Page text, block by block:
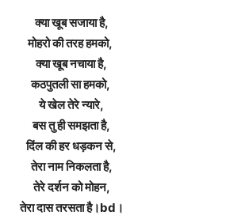
क्या खूब सजाया है,
मोहरो की तरह हमको,
क्या खूब नचाया है,
कठपुतली सा हमको,
ये खेल तेरे न्यारे,
बस तु ही समझता है,
दिंल की हर धड़कन से,
तेरा नाम निकलता है,
तेरे दर्शन को मोहन,
तेरा दास तरसता है।bd।